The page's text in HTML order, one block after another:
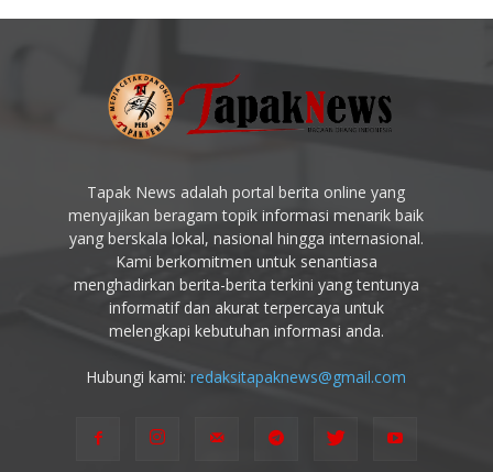
Tapak News adalah portal berita online yang
menyajikan beragam topik informasi menarik baik
yang berskala lokal, nasional hingga internasional.
Kami berkomitmen untuk senantiasa
menghadirkan berita-berita terkini yang tentunya
informatif dan akurat terpercaya untuk
melengkapi kebutuhan informasi anda.
Hubungi kami:redaksitapaknews@gmail.com